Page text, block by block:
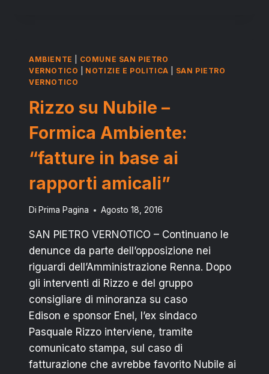
EUROPEA
AMBIENTE
COMUNE SAN PIETRO
VERNOTICO
NOTIZIE E POLITICA
SAN PIETRO
VERNOTICO
Rizzo su Nubile –
Formica Ambiente:
“fatture in base ai
rapporti amicali”
Di Prima Pagina Agosto 18, 2016
SAN PIETRO VERNOTICO – Continuano le
denunce da parte dell’opposizione nei
riguardi dell’Amministrazione Renna. Dopo
gli interventi di Rizzo e del gruppo
consigliare di minoranza su caso
Edison e sponsor Enel, l’ex sindaco
Pasquale Rizzo interviene, tramite
comunicato stampa, sul caso di
fatturazione che avrebbe favorito Nubile ai